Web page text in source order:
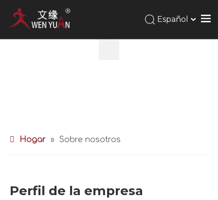
Español
Hogar » Sobre nosotros
Perfil de la empresa